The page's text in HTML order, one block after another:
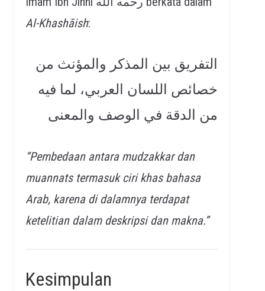
Al-Khashāish:
التفريق بين المذكر والمؤنث من
خصائص اللسان العربي، لما فيه
من الدقة في الوصف والمعنى
“Pembedaan antara mudzakkar dan
muannats termasuk ciri khas bahasa
Arab, karena di dalamnya terdapat
ketelitian dalam deskripsi dan makna.”
Kesimpulan